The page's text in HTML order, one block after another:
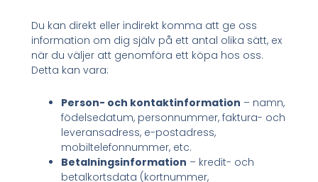
Du kan direkt eller indirekt komma att ge oss
information om dig själv på ett antal olika sätt, ex
när du väljer att genomföra ett köpa hos oss.
Detta kan vara:
Person- och kontaktinformation – namn,
födelsedatum, personnummer, faktura- och
leveransadress, e-postadress,
mobiltelefonnummer, etc.
Betalningsinformation – kredit- och
betalkortsdata (kortnummer,